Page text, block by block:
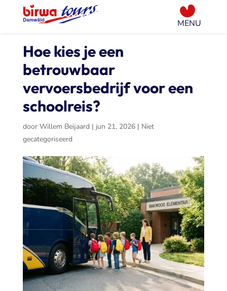
Hoe kies je een
betrouwbaar
vervoersbedrijf voor een
schoolreis?
door Willem Beijaard | jun 21, 2026| Niet
gecategoriseerd